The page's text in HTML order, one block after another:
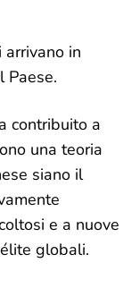
in
Paese.
contribuito a
una teoria
siano il
e a nuove
globali.